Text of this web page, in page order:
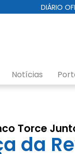
DIÁRIO
Notícias
Torce
da